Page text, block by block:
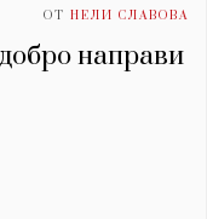
ОТ НЕЛИ СЛАВОВА
направи